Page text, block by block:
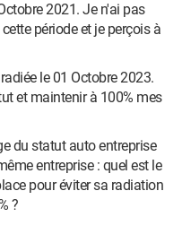
2021. Je n'ai pas
période et je perçois à
le 01 Octobre 2023.
et maintenir à 100% mes
du statut auto entreprise
entreprise : quel est le
pour éviter sa radiation
?